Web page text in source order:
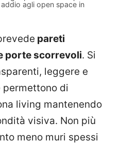
agli open space in
pareti
porte scorrevoli. Si
leggere e
permettono di
living mantenendo
visiva. Non più
meno muri spessi